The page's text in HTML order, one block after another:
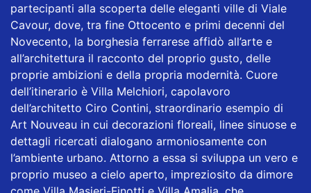
partecipanti alla scoperta delle eleganti ville di Viale
Cavour, dove, tra fine Ottocento e primi decenni del
Novecento, la borghesia ferrarese affidò all’arte e
all’architettura il racconto del proprio gusto, delle
proprie ambizioni e della propria modernità. Cuore
dell’itinerario è Villa Melchiori, capolavoro
dell’architetto Ciro Contini, straordinario esempio di
Art Nouveau in cui decorazioni floreali, linee sinuose e
dettagli ricercati dialogano armoniosamente con
l’ambiente urbano. Attorno a essa si sviluppa un vero e
proprio museo a cielo aperto, impreziosito da dimore